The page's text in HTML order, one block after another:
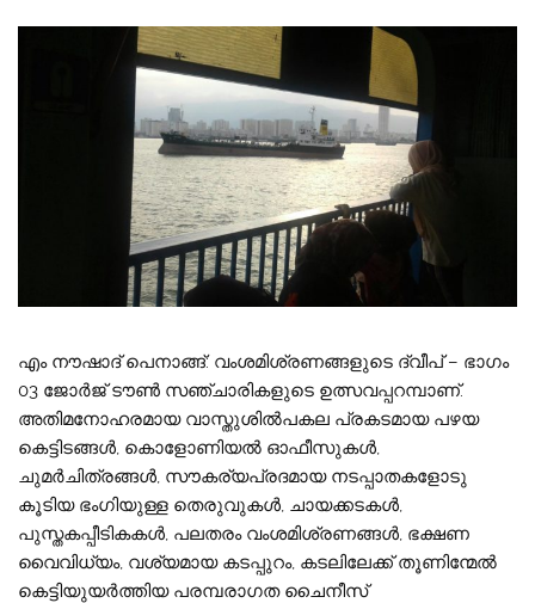
എം നൗഷാദ് പെനാങ്ങ്: വംശമിശ്രണങ്ങളുടെ ദ്വീപ് – ഭാഗം
03 ജോര്‍ജ് ടൗണ്‍ സഞ്ചാരികളുടെ ഉത്സവപ്പറമ്പാണ്.
അതിമനോഹരമായ വാസ്തുശില്‍പകല പ്രകടമായ പഴയ
കെട്ടിടങ്ങള്‍, കൊളോണിയല്‍ ഓഫീസുകള്‍,
ചുമര്‍ചിത്രങ്ങള്‍, സൗകര്യപ്രദമായ നടപ്പാതകളോടു
കൂടിയ ഭംഗിയുള്ള തെരുവുകള്‍, ചായക്കടകള്‍,
പുസ്തകപ്പീടികകള്‍, പലതരം വംശമിശ്രണങ്ങള്‍, ഭക്ഷണ
വൈവിധ്യം, വശ്യമായ കടപ്പുറം, കടലിലേക്ക് തൂണിന്മേല്‍
കെട്ടിയുയര്‍ത്തിയ പരമ്പരാഗത ചൈനീസ്